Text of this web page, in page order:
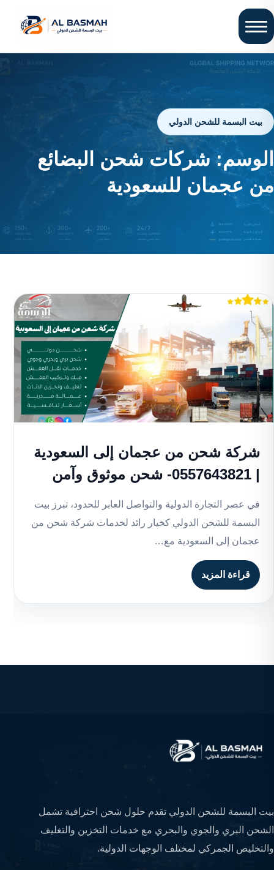
بيت البسمة للشحن الدولي
الوسم:شركات شحن البضائع
من عجمان للسعودية
شركة شحن من عجمان إلى السعودية
| 0557643821- شحن موثوق وآمن
في عصر التجارة الدولية والتواصل العابر للحدود، تبرز بيت
البسمة للشحن الدولي كخيار رائد لخدمات شركة شحن من
عجمان إلى السعودية مع…
قراءة المزيد
بيت البسمة للشحن الدولي تقدم حلول شحن احترافية تشمل
الشحن البري والجوي والبحري مع خدمات التخزين والتغليف
والتخليص الجمركي لمختلف الوجهات الدولية.